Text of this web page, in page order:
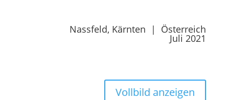
Nassfeld, Kärnten | Österreich
Juli 2021
Vollbild anzeigen